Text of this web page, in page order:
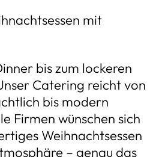
mit
bis zum lockeren
Catering reicht von
bis modern
Firmen wünschen sich
Weihnachtsessen
– genau das